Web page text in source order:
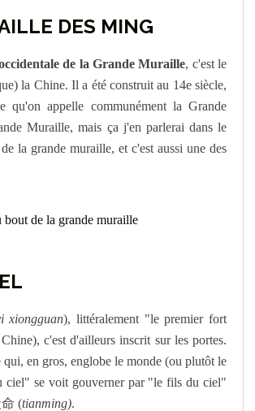
DES MING
de la Grande Muraille, c'est le
la Chine. Il a été construit au 14e siècle,
qu'on appelle communément la Grande
Muraille, mais ça j'en parlerai dans le
la grande muraille, et c'est aussi une des
xiongguan), littéralement "le premier fort
c'est d'ailleurs inscrit sur les portes.
en gros, englobe le monde (ou plutôt le
ciel" se voit gouverner par "le fils du ciel"
命 (tianming).